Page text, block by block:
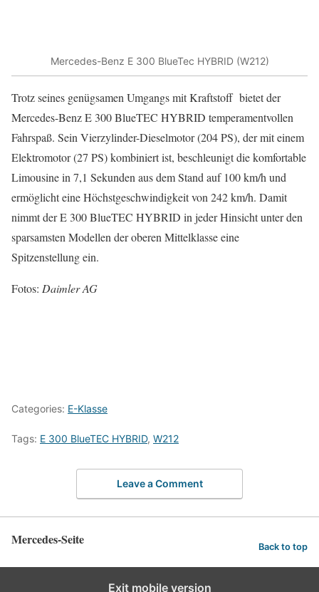
Mercedes-Benz E 300 BlueTec HYBRID (W212)
Trotz seines genügsamen Umgangs mit Kraftstoff bietet der
Mercedes-Benz E 300 BlueTEC HYBRID temperamentvollen
Fahrspaß. Sein Vierzylinder-Dieselmotor (204 PS), der mit einem
Elektromotor (27 PS) kombiniert ist, beschleunigt die komfortable
Limousine in 7,1 Sekunden aus dem Stand auf 100 km/h und
ermöglicht eine Höchstgeschwindigkeit von 242 km/h. Damit
nimmt der E 300 BlueTEC HYBRID in jeder Hinsicht unter den
sparsamsten Modellen der oberen Mittelklasse eine
Spitzenstellung ein.
Fotos: Daimler AG
Categories: E-Klasse
Tags: E 300 BlueTEC HYBRID, W212
Leave a Comment
Mercedes-Seite Back to top
Exit mobile version